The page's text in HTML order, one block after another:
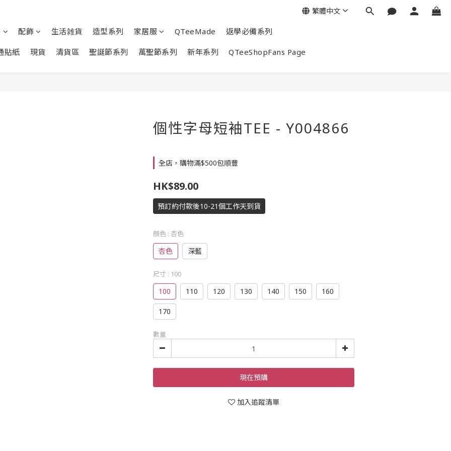
配飾 生活雑貨 造型系列 家居服 QTeeMade 返學必備系列
貼紙 現貨 清貨區 聖誕節系列 萬聖節系列 新年系列 QTeeShopFans Page
繁體中文
個性字母短袖TEE - Y004866
全店，購物滿$500包順豐
HK$89.00
預訂約付款後10-21個工作天到貨
顏色 : 杏色
杏色 深藍
尺寸 : 100
100 110 120 130 140 150 160
170
數量
現在預購
加入追蹤清單